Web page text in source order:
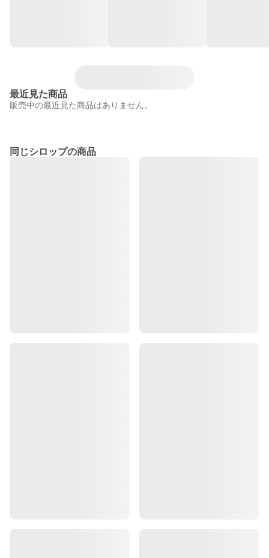
最近見た商品
販売中の最近見た商品はありません。
同じシロップの商品